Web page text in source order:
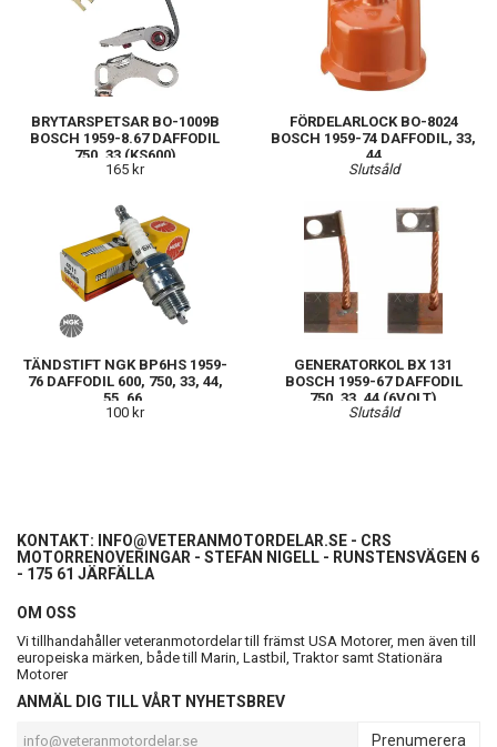
BRYTARSPETSAR BO-1009B
BOSCH 1959-8.67 DAFFODIL
750, 33 (KS600)
165 kr
FÖRDELARLOCK BO-8024
BOSCH 1959-74 DAFFODIL, 33,
44
Slutsåld
TÄNDSTIFT NGK BP6HS 1959-
76 DAFFODIL 600, 750, 33, 44,
55, 66,
100 kr
GENERATORKOL BX 131
BOSCH 1959-67 DAFFODIL
750, 33, 44 (6VOLT)
Slutsåld
KONTAKT: INFO@VETERANMOTORDELAR.SE - CRS
MOTORRENOVERINGAR - STEFAN NIGELL - RUNSTENSVÄGEN 6
- 175 61 JÄRFÄLLA
OM OSS
Vi tillhandahåller veteranmotordelar till främst USA Motorer, men även till
europeiska märken, både till Marin, Lastbil, Traktor samt Stationära
Motorer
ANMÄL DIG TILL VÅRT NYHETSBREV
Prenumerera